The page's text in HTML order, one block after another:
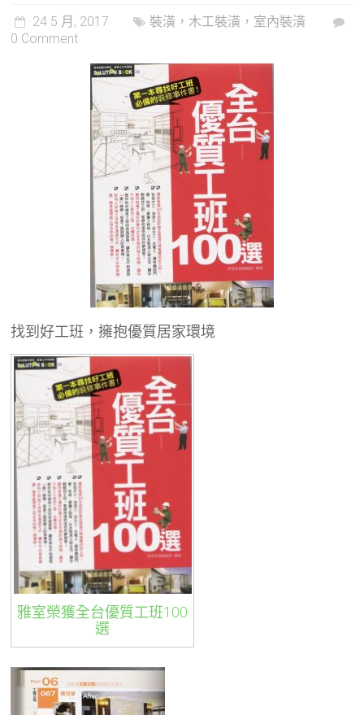
24 5 月, 2017
裝潢，木工裝潢，室內裝潢
0 Comment
找到好工班，擁抱優質居家環境
雅室榮獲全台優質工班100
選